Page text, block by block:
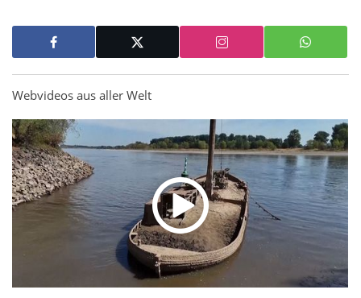
Webvideos aus aller Welt